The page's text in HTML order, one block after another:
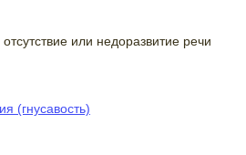
или недоразвитие речи
(гнусавость)